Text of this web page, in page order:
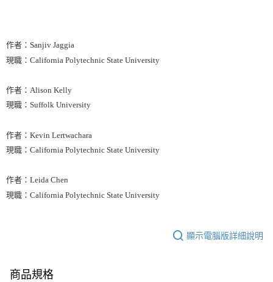
作者：Sanjiv Jaggia
現職：California Polytechnic State University
作者：Alison Kelly
現職：Suffolk University
作者：Kevin Lertwachara
現職：California Polytechnic State University
作者：Leida Chen
現職：California Polytechnic State University
顯示電腦版詳細說明
商品規格